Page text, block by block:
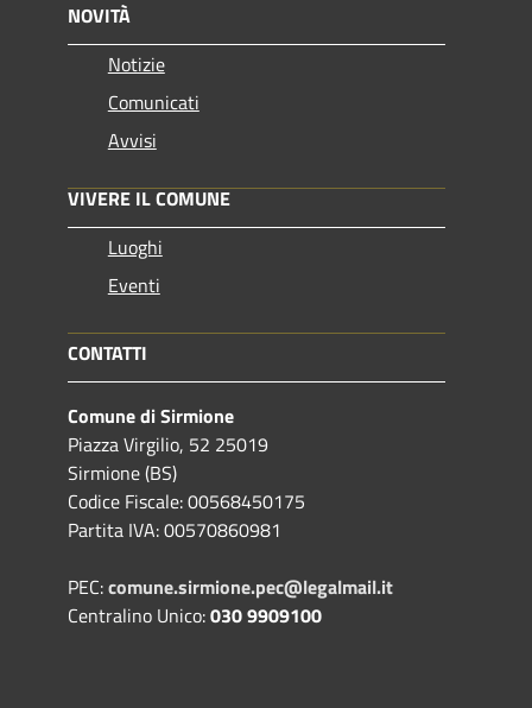
NOVITÀ
Notizie
Comunicati
Avvisi
VIVERE IL COMUNE
Luoghi
Eventi
CONTATTI
Comune di Sirmione
Piazza Virgilio, 52 25019
Sirmione (BS)
Codice Fiscale: 00568450175
Partita IVA: 00570860981
PEC:comune.sirmione.pec@legalmail.it
Centralino Unico:030 9909100